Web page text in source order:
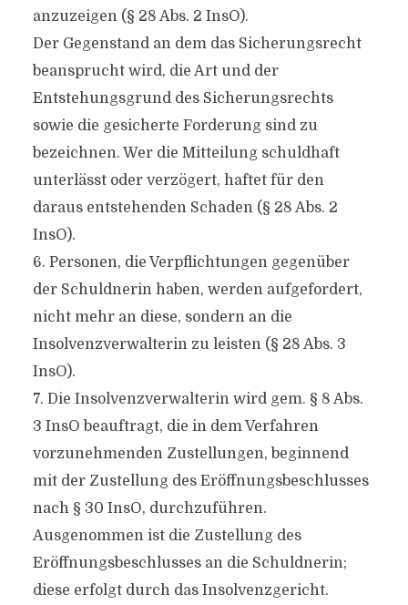
anzuzeigen (§ 28 Abs. 2 InsO).
Der Gegenstand an dem das Sicherungsrecht
beansprucht wird, die Art und der
Entstehungsgrund des Sicherungsrechts
sowie die gesicherte Forderung sind zu
bezeichnen. Wer die Mitteilung schuldhaft
unterlässt oder verzögert, haftet für den
daraus entstehenden Schaden (§ 28 Abs. 2
InsO).
6. Personen, die Verpflichtungen gegenüber
der Schuldnerin haben, werden aufgefordert,
nicht mehr an diese, sondern an die
Insolvenzverwalterin zu leisten (§ 28 Abs. 3
InsO).
7. Die Insolvenzverwalterin wird gem. § 8 Abs.
3 InsO beauftragt, die in dem Verfahren
vorzunehmenden Zustellungen, beginnend
mit der Zustellung des Eröffnungsbeschlusses
nach § 30 InsO, durchzuführen.
Ausgenommen ist die Zustellung des
Eröffnungsbeschlusses an die Schuldnerin;
diese erfolgt durch das Insolvenzgericht.